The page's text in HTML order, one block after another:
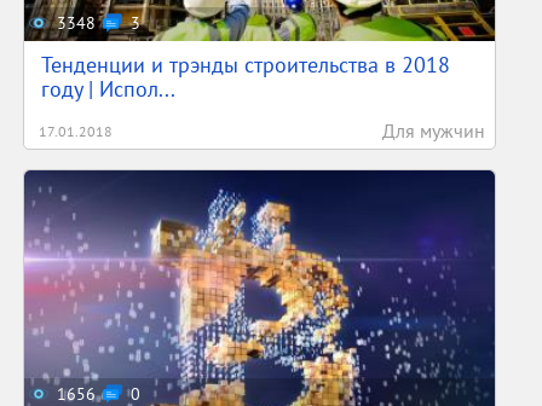
3348 3
Тенденции и трэнды строительства в 2018
году | Испол...
17.01.2018 Для мужчин
1656 0